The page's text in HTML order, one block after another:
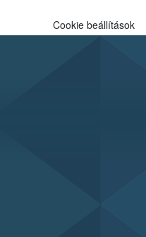
Cookie beállítások